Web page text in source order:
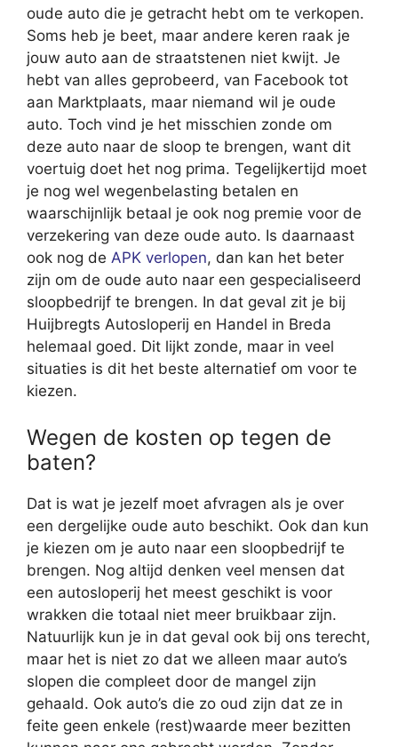
oude auto die je getracht hebt om te verkopen.
Soms heb je beet, maar andere keren raak je
jouw auto aan de straatstenen niet kwijt. Je
hebt van alles geprobeerd, van Facebook tot
aan Marktplaats, maar niemand wil je oude
auto. Toch vind je het misschien zonde om
deze auto naar de sloop te brengen, want dit
voertuig doet het nog prima. Tegelijkertijd moet
je nog wel wegenbelasting betalen en
waarschijnlijk betaal je ook nog premie voor de
verzekering van deze oude auto. Is daarnaast
ook nog de APK verlopen, dan kan het beter
zijn om de oude auto naar een gespecialiseerd
sloopbedrijf te brengen. In dat geval zit je bij
Huijbregts Autosloperij en Handel in Breda
helemaal goed. Dit lijkt zonde, maar in veel
situaties is dit het beste alternatief om voor te
kiezen.
Wegen de kosten op tegen de
baten?
Dat is wat je jezelf moet afvragen als je over
een dergelijke oude auto beschikt. Ook dan kun
je kiezen om je auto naar een sloopbedrijf te
brengen. Nog altijd denken veel mensen dat
een autosloperij het meest geschikt is voor
wrakken die totaal niet meer bruikbaar zijn.
Natuurlijk kun je in dat geval ook bij ons terecht,
maar het is niet zo dat we alleen maar auto’s
slopen die compleet door de mangel zijn
gehaald. Ook auto’s die zo oud zijn dat ze in
feite geen enkele (rest)waarde meer bezitten